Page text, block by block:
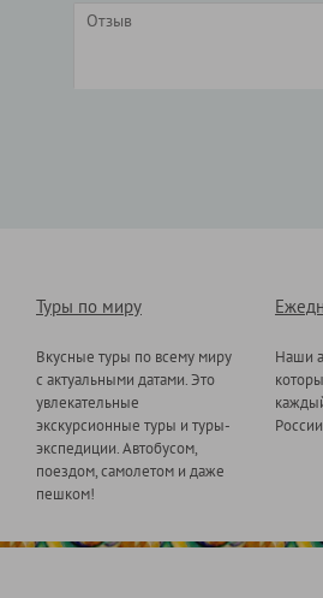
Туры по миру
Вкусные туры по всему миру
с актуальными датами. Это
увлекательные
экскурсионные туры и туры-
экспедиции. Автобусом,
поездом, самолетом и даже
пешком!
Наши